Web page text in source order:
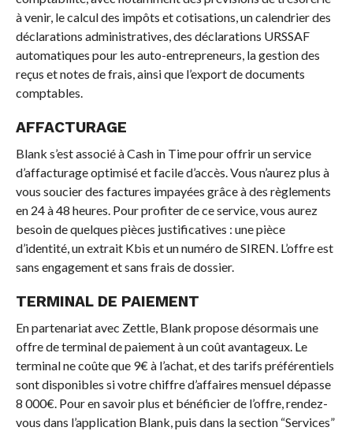
à venir, le calcul des impôts et cotisations, un calendrier des
déclarations administratives, des déclarations URSSAF
automatiques pour les auto-entrepreneurs, la gestion des
reçus et notes de frais, ainsi que l’export de documents
comptables.
AFFACTURAGE
Blank s’est associé à Cash in Time pour offrir un service
d’affacturage optimisé et facile d’accès. Vous n’aurez plus à
vous soucier des factures impayées grâce à des règlements
en 24 à 48 heures. Pour profiter de ce service, vous aurez
besoin de quelques pièces justificatives : une pièce
d’identité, un extrait Kbis et un numéro de SIREN. L’offre est
sans engagement et sans frais de dossier.
TERMINAL DE PAIEMENT
En partenariat avec Zettle, Blank propose désormais une
offre de terminal de paiement à un coût avantageux. Le
terminal ne coûte que 9€ à l’achat, et des tarifs préférentiels
sont disponibles si votre chiffre d’affaires mensuel dépasse
8 000€. Pour en savoir plus et bénéficier de l’offre, rendez-
vous dans l’application Blank, puis dans la section “Services”